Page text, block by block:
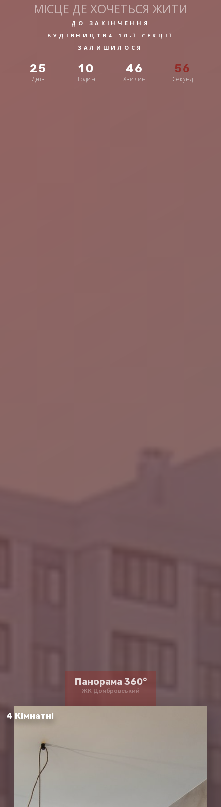
МІСЦЕ ДЕ ХОЧЕТЬСЯ ЖИТИ
ДО ЗАКІНЧЕННЯ
БУДІВНИЦТВА 10-Ї СЕКЦІЇ
ЗАЛИШИЛОСЯ
25
Днів
10
Годин
46
Хвилин
54
Секунд
Панорама 360°
ЖК Домбровський
4 Кімнатні